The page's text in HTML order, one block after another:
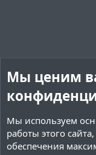
Мы ценим
Мы используем
работы этого
обеспечения